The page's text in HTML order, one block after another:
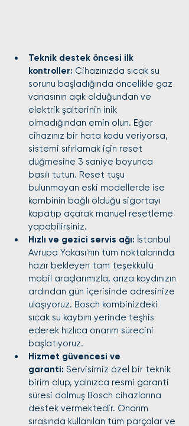
Teknik destek öncesi ilk
kontroller: Cihazınızda sıcak su
sorunu başladığında öncelikle gaz
vanasının açık olduğundan ve
elektrik şalterinin inik
olmadığından emin olun. Eğer
cihazınız bir hata kodu veriyorsa,
sistemi sıfırlamak için reset
düğmesine 3 saniye boyunca
basılı tutun. Reset tuşu
bulunmayan eski modellerde ise
kombinin bağlı olduğu sigortayı
kapatıp açarak manuel resetleme
yapabilirsiniz.
Hızlı ve gezici servis ağı: İstanbul
Avrupa Yakası'nın tüm noktalarında
hazır bekleyen tam teşekküllü
mobil araçlarımızla, arıza kaydınızın
ardından gün içerisinde adresinize
ulaşıyoruz. Bosch kombinizdeki
sıcak su kaybını yerinde teşhis
ederek hızlıca onarım sürecini
başlatıyoruz.
Hizmet güvencesi ve
garanti: Servisimiz özel bir teknik
birim olup, yalnızca resmi garanti
süresi dolmuş Bosch cihazlarına
destek vermektedir. Onarım
sırasında kullanılan tüm parçalar ve